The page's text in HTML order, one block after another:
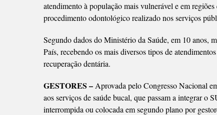
atendimento à população mais vulnerável e em
procedimento odontológico realizado nos serviços
Segundo dados do Ministério da Saúde, em 10 anos,
País, recebendo os mais diversos tipos de
recuperação dentária.
GESTORES – Aprovada pelo Congresso Nacional
aos serviços de saúde bucal, que passam a integrar o
interrompida ou colocada em segundo plano por